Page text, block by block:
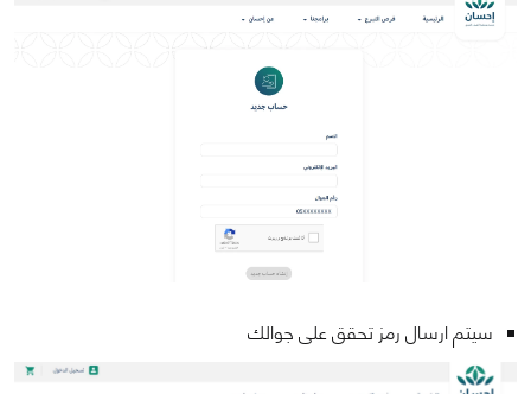
سيتم ارسال رمز تحقق على جوالك